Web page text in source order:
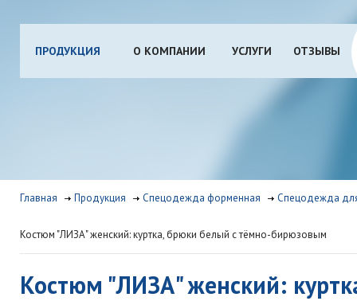
ПРОДУКЦИЯ О КОМПАНИИ УСЛУГИ ОТЗЫВЫ
Главная Продукция Спецодежда форменная Спецодежда
Костюм "ЛИЗА" женский: куртка, брюки белый с тёмно-бирюзовым
Костюм "ЛИЗА" женский: